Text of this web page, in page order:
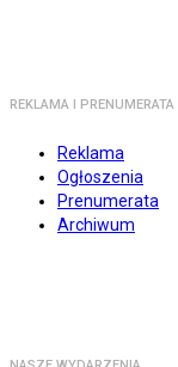
REKLAMA I PRENUMERATA
Reklama
Ogłoszenia
Prenumerata
Archiwum